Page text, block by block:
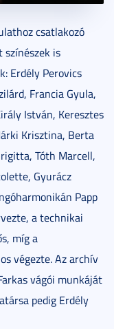
csatlakozó
is
Erdély Perovics
Francia Gyula,
István, Keresztes
Krisztina, Berta
Tóth Marcell,
Gyurácz
Papp
a technikai
míg a
végezte. Az archív
vágói munkáját
pedig Erdély